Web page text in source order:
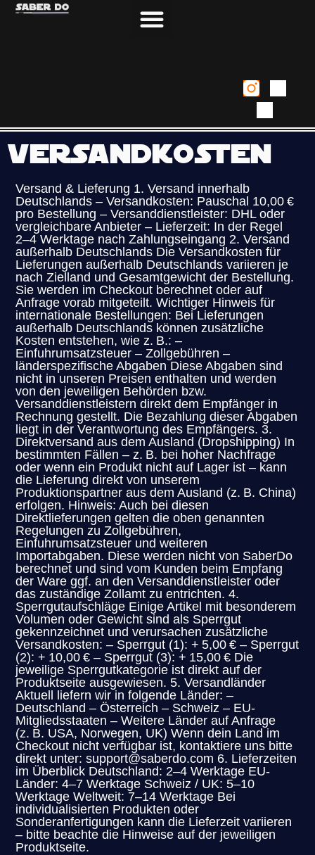
Versandkosten
Versand & Lieferung 1. Versand innerhalb
Deutschlands – Versandkosten: Pauschal 10,00 €
pro Bestellung – Versanddienstleister: DHL oder
vergleichbare Anbieter – Lieferzeit: In der Regel
2–4 Werktage nach Zahlungseingang 2. Versand
außerhalb Deutschlands Die Versandkosten für
Lieferungen außerhalb Deutschlands variieren je
nach Zielland und Gesamtgewicht der Bestellung.
Sie werden im Checkout berechnet oder auf
Anfrage vorab mitgeteilt. Wichtiger Hinweis für
internationale Bestellungen: Bei Lieferungen
außerhalb Deutschlands können zusätzliche
Kosten entstehen, wie z. B.: –
Einfuhrumsatzsteuer – Zollgebühren –
länderspezifische Abgaben Diese Abgaben sind
nicht in unseren Preisen enthalten und werden
von den jeweiligen Behörden bzw.
Versanddienstleistern direkt dem Empfänger in
Rechnung gestellt. Die Bezahlung dieser Abgaben
liegt in der Verantwortung des Empfängers. 3.
Direktversand aus dem Ausland (Dropshipping) In
bestimmten Fällen – z. B. bei hoher Nachfrage
oder wenn ein Produkt nicht auf Lager ist – kann
die Lieferung direkt von unserem
Produktionspartner aus dem Ausland (z. B. China)
erfolgen. Hinweis: Auch bei diesen
Direktlieferungen gelten die oben genannten
Regelungen zu Zollgebühren,
Einfuhrumsatzsteuer und weiteren
Importabgaben. Diese werden nicht von SaberDo
berechnet und sind vom Kunden beim Empfang
der Ware ggf. an den Versanddienstleister oder
das zuständige Zollamt zu entrichten. 4.
Sperrgutaufschläge Einige Artikel mit besonderem
Volumen oder Gewicht sind als Sperrgut
gekennzeichnet und verursachen zusätzliche
Versandkosten: – Sperrgut (1): + 5,00 € – Sperrgut
(2): + 10,00 € – Sperrgut (3): + 15,00 € Die
jeweilige Sperrgutkategorie ist direkt auf der
Produktseite ausgewiesen. 5. Versandländer
Aktuell liefern wir in folgende Länder: –
Deutschland – Österreich – Schweiz – EU-
Mitgliedsstaaten – Weitere Länder auf Anfrage
(z. B. USA, Norwegen, UK) Wenn dein Land im
Checkout nicht verfügbar ist, kontaktiere uns bitte
direkt unter: support@saberdo.com 6. Lieferzeiten
im Überblick Deutschland: 2–4 Werktage EU-
Länder: 4–7 Werktage Schweiz / UK: 5–10
Werktage Weltweit: 7–14 Werktage Bei
individualisierten Produkten oder
Sonderanfertigungen kann die Lieferzeit variieren
– bitte beachte die Hinweise auf der jeweiligen
Produktseite.